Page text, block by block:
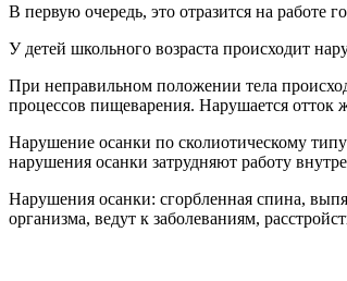
В первую очередь, это отразится на работе
У детей школьного возраста происходит
При неправильном положении тела
процессов пищеварения. Нарушается отток
Нарушение осанки по сколиотическому
нарушения осанки затрудняют работу
Нарушения осанки: сгорбленная спина,
организма, ведут к заболеваниям,